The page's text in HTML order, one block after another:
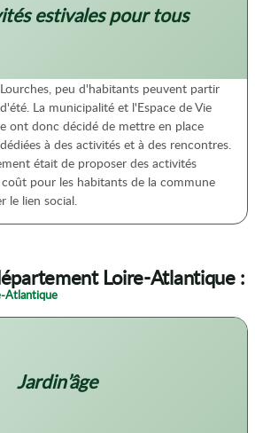
estivales pour tous
peu d'habitants peuvent partir
La municipalité et l'Espace de Vie
ont donc décidé de mettre en place
à des activités et à des rencontres.
était de proposer des activités
pour les habitants de la commune
le lien social.
Loire-Atlantique :
Atlantique
Jardin’âge